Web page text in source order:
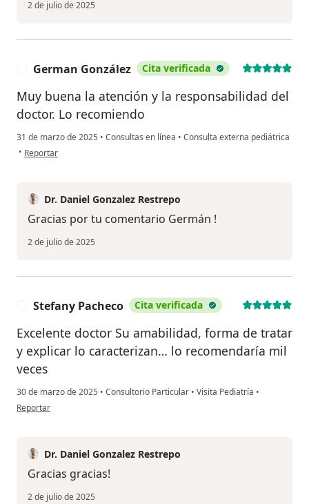
2 de julio de 2025
German González Cita verificada
Muy buena la atención y la responsabilidad del
doctor. Lo recomiendo
31 de marzo de 2025 • Consultas en línea • Consulta externa pediátrica
• en opinión del usuario German González
Reportar
Dr. Daniel Gonzalez Restrepo
Gracias por tu comentario Germán !
2 de julio de 2025
Stefany Pacheco Cita verificada
Excelente doctor Su amabilidad, forma de tratar
y explicar lo caracterizan… lo recomendaría mil
veces
30 de marzo de 2025 • Consultorio Particular • Visita Pediatría •
en opinión del usuario Stefany Pacheco
Reportar
Dr. Daniel Gonzalez Restrepo
Gracias gracias!
2 de julio de 2025